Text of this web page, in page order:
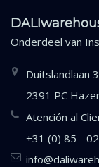
Onderdeel van
Duitslandlaan
2391 PC
Atención al
+31 (0) 85 -